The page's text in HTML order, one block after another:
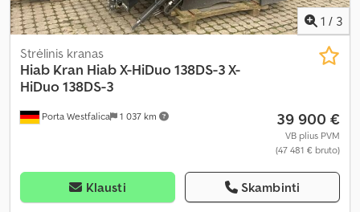
1 / 3
Porta Westfalica 1 037 km
Strėlinis kranas
Hiab Kran Hiab X-HiDuo 138DS-3 X-
HiDuo 138DS-3
39 900 €
VB plius PVM
(47 481 € bruto)
Klausti Skambinti